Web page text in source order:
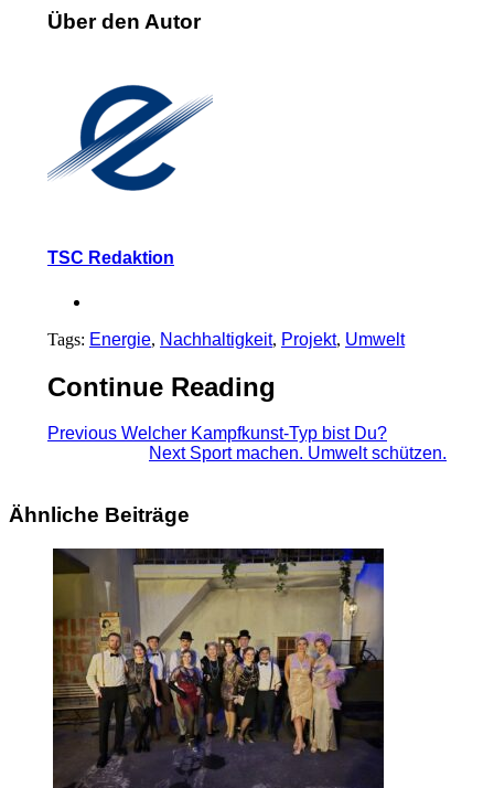
Über den Autor
TSC Redaktion
Tags: Energie, Nachhaltigkeit, Projekt, Umwelt
Continue Reading
Previous Welcher Kampfkunst-Typ bist Du?
NextSport machen. Umwelt schützen.
Ähnliche Beiträge